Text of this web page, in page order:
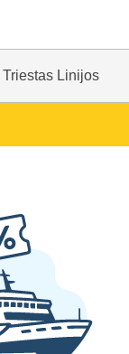
Triestas Linijos